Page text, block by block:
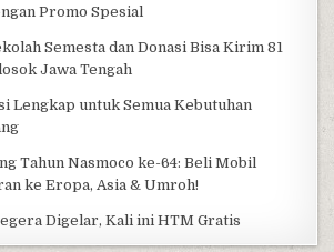
Promo Spesial
Semesta dan Donasi Bisa Kirim 81
Jawa Tengah
Lengkap untuk Semua Kebutuhan
Tahun Nasmoco ke-64: Beli Mobil
ke Eropa, Asia & Umroh!
Digelar, Kali ini HTM Gratis